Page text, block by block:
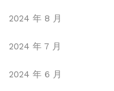
2024 年 8 月
2024 年 7 月
2024 年 6 月